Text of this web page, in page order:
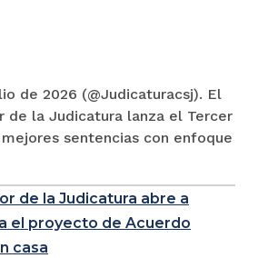
de 2026 (@Judicaturacsj). El
de la Judicatura lanza el Tercer
sentencias con enfoque
de la Judicatura abre a
el proyecto de Acuerdo
casa